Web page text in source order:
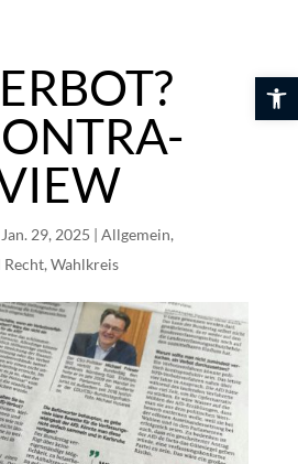
Jan. 29, 2025 | Allgemein,
Recht, Wahlkreis